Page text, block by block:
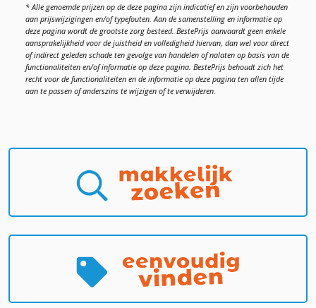
* Alle genoemde prijzen op de deze pagina zijn indicatief en zijn voorbehouden
aan prijswijzigingen en/of typefouten. Aan de samenstelling en informatie op
deze pagina wordt de grootste zorg besteed. BestePrijs aanvaardt geen enkele
aansprakelijkheid voor de juistheid en volledigheid hiervan, dan wel voor direct
of indirect geleden schade ten gevolge van handelen of nalaten op basis van de
functionaliteiten en/of informatie op deze pagina. BestePrijs behoudt zich het
recht voor de functionaliteiten en de informatie op deze pagina ten allen tijde
aan te passen of anderszins te wijzigen of te verwijderen.